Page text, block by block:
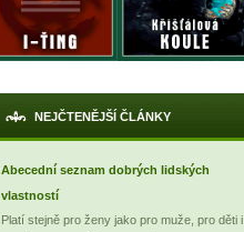
NEJČTENĚJŠÍ ČLÁNKY
Abecední seznam dobrých lidských
vlastností
Platí stejně pro ženy jako pro muže, pro děti i